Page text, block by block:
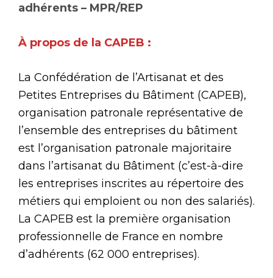
adhérents – MPR/REP
À propos de la CAPEB :
La Confédération de l’Artisanat et des
Petites Entreprises du Bâtiment (CAPEB),
organisation patronale représentative de
l’ensemble des entreprises du bâtiment
est l’organisation patronale majoritaire
dans l’artisanat du Bâtiment (c’est-à-dire
les entreprises inscrites au répertoire des
métiers qui emploient ou non des salariés).
La CAPEB est la première organisation
professionnelle de France en nombre
d’adhérents (62 000 entreprises).